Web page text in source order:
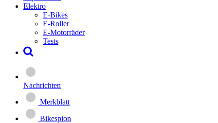
Elektro
E-Bikes
E-Roller
E-Motorräder
Tests
Nachrichten
Merkblatt
Bikespion